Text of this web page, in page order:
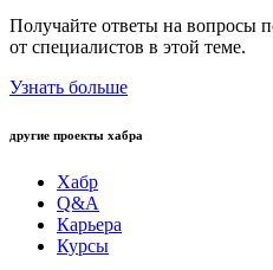
Получайте ответы на вопросы
от специалистов в этой теме.
Узнать больше
другие проекты хабра
Хабр
Q&A
Карьера
Курсы